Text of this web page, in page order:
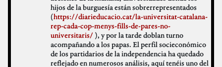
hijos de la burguesía están sobrerrepresentados
(https://diarieducacio.cat/la-universitat-catalana-
rep-cada-cop-menys-fills-de-pares-no-
universitaris/ ), y por la tarde doblan turno
acompañando a los papas. El perfil socieconómico
de los partidarios de la independencia ha quedado
reflejado en numerosos análisis, aquí tenéis uno del